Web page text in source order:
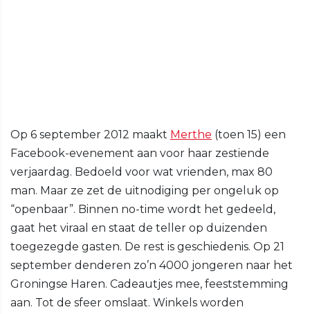
Op 6 september 2012 maakt Merthe (toen 15) een
Facebook-evenement aan voor haar zestiende
verjaardag. Bedoeld voor wat vrienden, max 80
man. Maar ze zet de uitnodiging per ongeluk op
“openbaar”. Binnen no-time wordt het gedeeld,
gaat het viraal en staat de teller op duizenden
toegezegde gasten. De rest is geschiedenis. Op 21
september denderen zo’n 4000 jongeren naar het
Groningse Haren. Cadeautjes mee, feeststemming
aan. Tot de sfeer omslaat. Winkels worden